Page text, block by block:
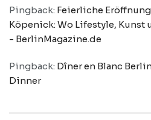
Pingback: Feierliche
Köpenick: Wo Lifestyle, Kunst
- BerlinMagazine.de
Pingback: Dîner en Blanc
Dinner